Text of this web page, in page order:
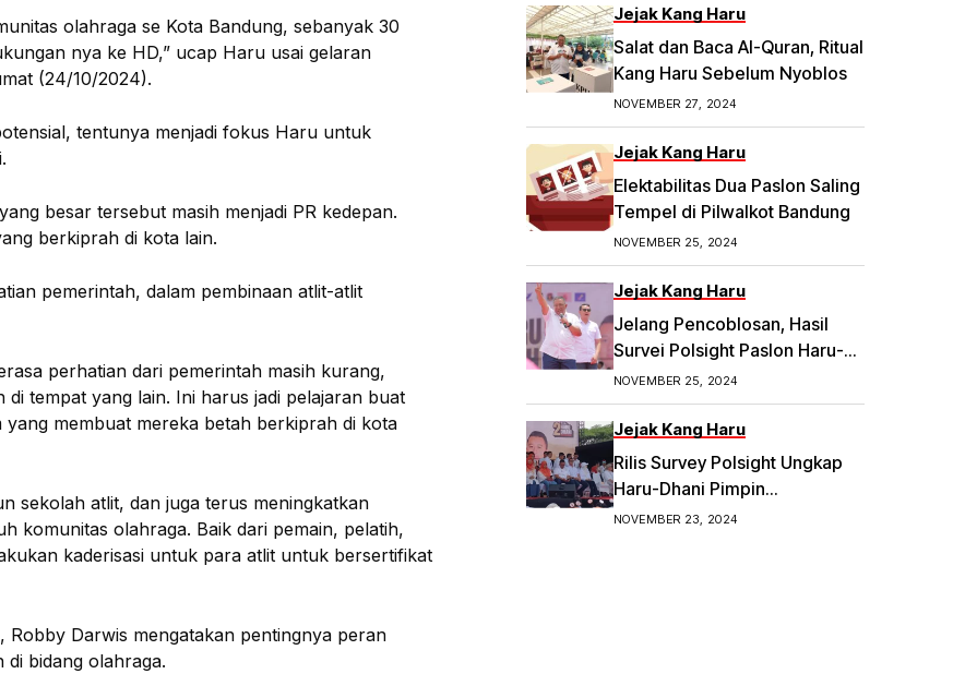
olahraga se Kota Bandung, sebanyak 30
nya ke HD,” ucap Haru usai gelaran
(24/10/2024).
tentunya menjadi fokus Haru untuk
besar tersebut masih menjadi PR kedepan.
berkiprah di kota lain.
pemerintah, dalam pembinaan atlit-atlit
perhatian dari pemerintah masih kurang,
tempat yang lain. Ini harus jadi pelajaran buat
membuat mereka betah berkiprah di kota
sekolah atlit, dan juga terus meningkatkan
komunitas olahraga. Baik dari pemain, pelatih,
kaderisasi untuk para atlit untuk bersertifikat
Robby Darwis mengatakan pentingnya peran
bidang olahraga.
Ketua RW di Bandung Laporkan Dugaan
Money Politic ke Bawaslu, Segini
Nominalnya,
30/2-ketua-rw-di-bandung-laporkan-
dugaan-money-politic-ke-bawaslu-
Jejak Kang Haru
Salat dan Baca Al-Quran, Ritual
Kang Haru Sebelum Nyoblos
NOVEMBER 27, 2024
Jejak Kang Haru
Elektabilitas Dua Paslon Saling
Tempel di Pilwalkot Bandung
NOVEMBER 25, 2024
Jejak Kang Haru
Jelang Pencoblosan, Hasil
Survei Polsight Paslon Haru-
Dhani Meroket di Pilwakot
Bandung
NOVEMBER 25, 2024
Jejak Kang Haru
Rilis Survey Polsight Ungkap
Haru-Dhani Pimpin
Elektabilitas Tertinggi di
NOVEMBER 23, 2024